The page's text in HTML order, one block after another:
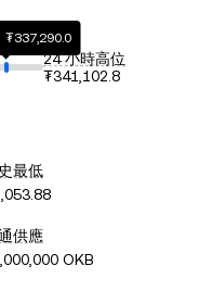
₮337,290.0
24 小時高位
₮341,102.8
最低
供應
OKB